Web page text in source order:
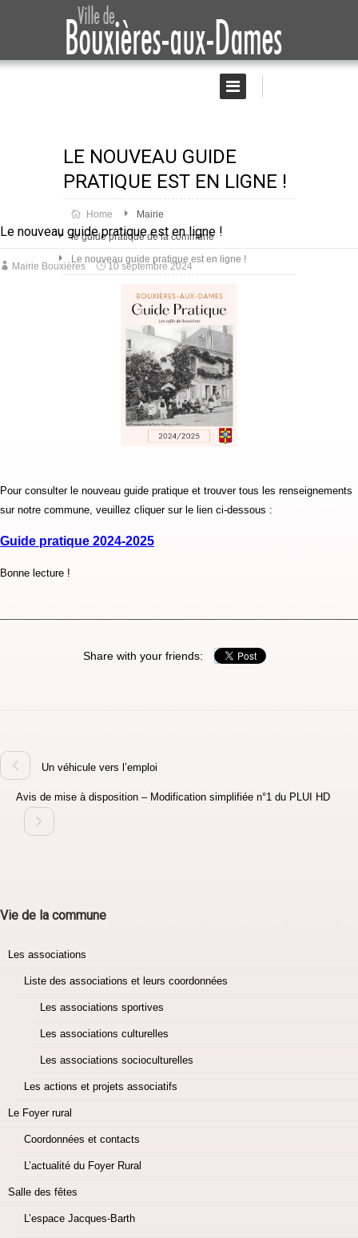
LE NOUVEAU GUIDE
PRATIQUE EST EN LIGNE !
Home
Mairie
le guide pratique de la commune
Le nouveau guide pratique est en ligne !
Le nouveau guide pratique est en ligne !
Mairie Bouxières 10 septembre 2024
Pour consulter le nouveau guide pratique et trouver tous les renseignements
sur notre commune, veuillez cliquer sur le lien ci-dessous :
Guide pratique 2024-2025
Bonne lecture !
Share with your friends:
Un véhicule vers l’emploi
Avis de mise à disposition – Modification simplifiée n°1 du PLUI HD
Vie de la commune
Les associations
Liste des associations et leurs coordonnées
Les associations sportives
Les associations culturelles
Les associations socioculturelles
Les actions et projets associatifs
Le Foyer rural
Coordonnées et contacts
L’actualité du Foyer Rural
Salle des fêtes
L’espace Jacques-Barth